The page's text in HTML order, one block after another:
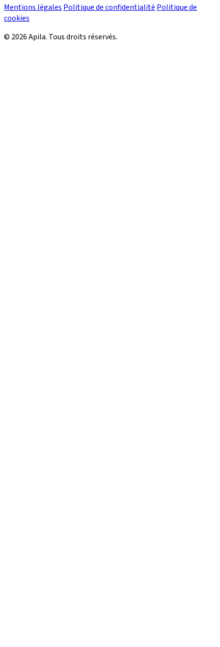
Mentions légales Politique de confidentialité Politique de
cookies
© 2026 Apila. Tous droits réservés.